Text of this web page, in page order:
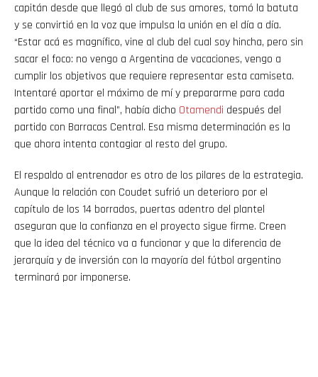
capitán desde que llegó al club de sus amores, tomó la batuta
y se convirtió en la voz que impulsa la unión en el día a día.
“Estar acá es magnífico, vine al club del cual soy hincha, pero sin
sacar el foco: no vengo a Argentina de vacaciones, vengo a
cumplir los objetivos que requiere representar esta camiseta.
Intentaré aportar el máximo de mí y prepararme para cada
partido como una final”, había dicho Otamendi después del
partido con Barracas Central. Esa misma determinación es la
que ahora intenta contagiar al resto del grupo.
El respaldo al entrenador es otro de los pilares de la estrategia.
Aunque la relación con Coudet sufrió un deterioro por el
capítulo de los 14 borrados, puertas adentro del plantel
aseguran que la confianza en el proyecto sigue firme. Creen
que la idea del técnico va a funcionar y que la diferencia de
jerarquía y de inversión con la mayoría del fútbol argentino
terminará por imponerse.